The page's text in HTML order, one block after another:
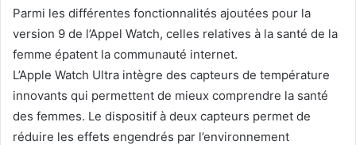
Parmi les différentes fonctionnalités ajoutées pour la
version 9 de l’Appel Watch, celles relatives à la santé de la
femme épatent la communauté internet.
L’Apple Watch Ultra intègre des capteurs de température
innovants qui permettent de mieux comprendre la santé
des femmes. Le dispositif à deux capteurs permet de
réduire les effets engendrés par l’environnement